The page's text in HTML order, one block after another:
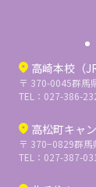
高崎本校（
〒 370-0045群馬
TEL：027-386-
高松町キャ
〒 370−0829群馬
TEL：027-387-